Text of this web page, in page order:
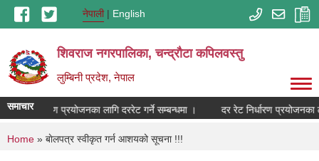
Skip to main contentनेपाली English
शिवराज नगरपालिका, चन्द्राैटा कपिलवस्तु
लुम्बिनी प्रदेश, नेपाल
समाचार
दर रेट निर्धारण प्रयोजनका लागि दररेट गर्ने सम्बन्धमा । दर रेट निर्धारण प्रयोजनका
You are here
Home » बाेलपत्र स्वीकृत गर्न आशयको सूचना !!!